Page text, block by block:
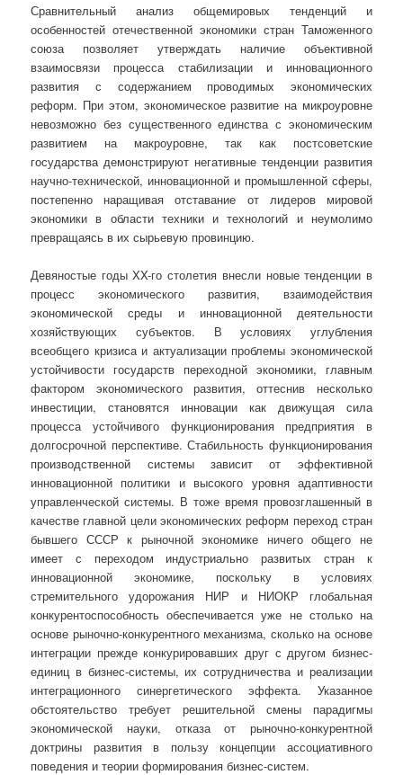
Сравнительный анализ общемировых тенденций и
особенностей отечественной экономики стран Таможенного
союза позволяет утверждать наличие объективной
взаимосвязи процесса стабилизации и инновационного
развития с содержанием проводимых экономических
реформ. При этом, экономическое развитие на микроуровне
невозможно без существенного единства с экономическим
развитием на макроуровне, так как постсоветские
государства демонстрируют негативные тенденции развития
научно-технической, инновационной и промышленной сферы,
постепенно наращивая отставание от лидеров мировой
экономики в области техники и технологий и неумолимо
превращаясь в их сырьевую провинцию.
Девяностые годы XX-го столетия внесли новые тенденции в
процесс экономического развития, взаимодействия
экономической среды и инновационной деятельности
хозяйствующих субъектов. В условиях углубления
всеобщего кризиса и актуализации проблемы экономической
устойчивости государств переходной экономики, главным
фактором экономического развития, оттеснив несколько
инвестиции, становятся инновации как движущая сила
процесса устойчивого функционирования предприятия в
долгосрочной перспективе. Стабильность функционирования
производственной системы зависит от эффективной
инновационной политики и высокого уровня адаптивности
управленческой системы. В тоже время провозглашенный в
качестве главной цели экономических реформ переход стран
бывшего СССР к рыночной экономике ничего общего не
имеет с переходом индустриально развитых стран к
инновационной экономике, поскольку в условиях
стремительного удорожания НИР и НИОКР глобальная
конкурентоспособность обеспечивается уже не столько на
основе рыночно-конкурентного механизма, сколько на основе
интеграции прежде конкурировавших друг с другом бизнес-
единиц в бизнес-системы, их сотрудничества и реализации
интеграционного синергетического эффекта. Указанное
обстоятельство требует решительной смены парадигмы
экономической науки, отказа от рыночно-конкурентной
доктрины развития в пользу концепции ассоциативного
поведения и теории формирования бизнес-систем.